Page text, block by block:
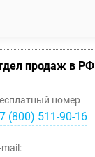
продаж в РФ
номер
(800) 511-90-16
mail: